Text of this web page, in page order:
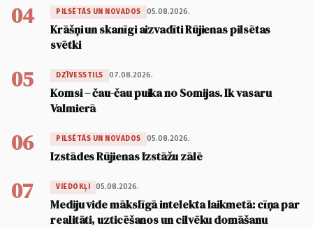
04 PILSĒTĀS UN NOVADOS 05.08.2026.
Krāšņi un skanīgi aizvadīti Rūjienas pilsētas
svētki
05 DZĪVESSTILS 07.08.2026.
Komsi – čau-čau puika no Somijas. Ik vasaru
Valmierā
06 PILSĒTĀS UN NOVADOS 05.08.2026.
Izstādes Rūjienas Izstāžu zālē
07 VIEDOKĻI 05.08.2026.
Mediju vide mākslīgā intelekta laikmetā: cīņa par
realitāti, uzticēšanos un cilvēku domāšanu